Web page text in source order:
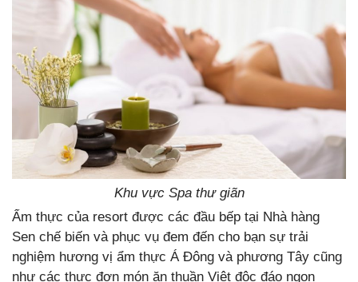
Khu vực Spa thư giãn
Ẩm thực của resort được các đầu bếp tại Nhà hàng
Sen chế biến và phục vụ đem đến cho bạn sự trải
nghiệm hương vị ẩm thực Á Đông và phương Tây cũng
như các thực đơn món ăn thuần Việt độc đáo ngon